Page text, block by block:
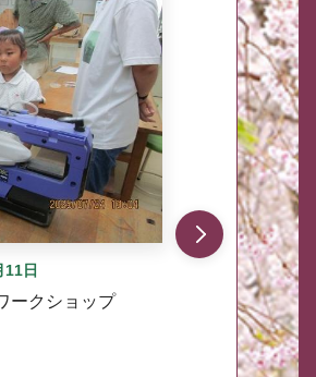
日
ークショップ